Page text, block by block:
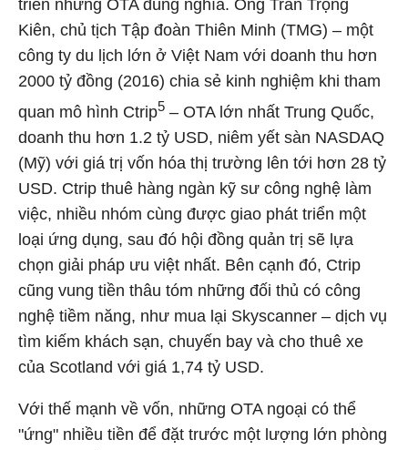
triển những OTA đúng nghĩa. Ông Trần Trọng
Kiên, chủ tịch Tập đoàn Thiên Minh (TMG) – một
công ty du lịch lớn ở Việt Nam với doanh thu hơn
2000 tỷ đồng (2016) chia sẻ kinh nghiệm khi tham
quan mô hình Ctrip5 – OTA lớn nhất Trung Quốc,
doanh thu hơn 1.2 tỷ USD, niêm yết sàn NASDAQ
(Mỹ) với giá trị vốn hóa thị trường lên tới hơn 28 tỷ
USD. Ctrip thuê hàng ngàn kỹ sư công nghệ làm
việc, nhiều nhóm cùng được giao phát triển một
loại ứng dụng, sau đó hội đồng quản trị sẽ lựa
chọn giải pháp ưu việt nhất. Bên cạnh đó, Ctrip
cũng vung tiền thâu tóm những đối thủ có công
nghệ tiềm năng, như mua lại Skyscanner – dịch vụ
tìm kiếm khách sạn, chuyến bay và cho thuê xe
của Scotland với giá 1,74 tỷ USD.
Với thế mạnh về vốn, những OTA ngoại có thể
"ứng" nhiều tiền để đặt trước một lượng lớn phòng